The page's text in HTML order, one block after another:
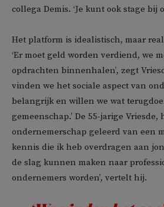
collega Demis. ‘Je kunt ook stage bij
Het platform is idealistisch, maar
‘Er moet geld worden verdiend, we
opdrachten binnenhalen’, zegt
vinden we het sociale aspect van
belangrijk en willen we wat
gemeenschap.’ De 55-jarige
ondernemerschap geleerd van een
kennis die ik heb overdragen aan
de slag kunnen maken naar
ondernemers worden’, vertelt hij.